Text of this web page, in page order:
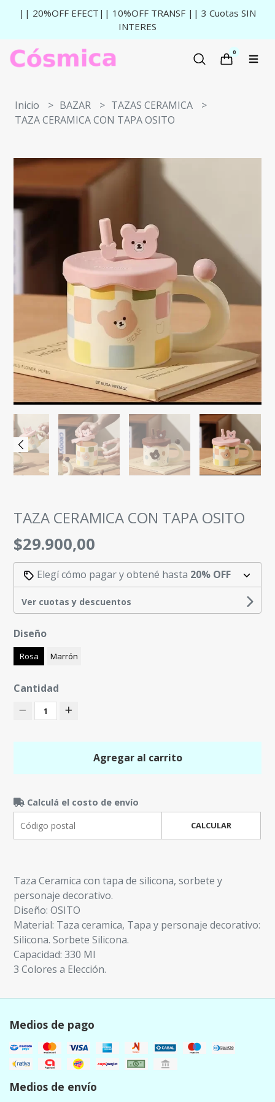
|| 20%OFF EFECT|| 10%OFF TRANSF || 3 Cuotas SIN
INTERES
0
Inicio BAZAR
TAZAS CERAMICA
TAZA CERAMICA CON TAPA OSITO
TAZA CERAMICA CON TAPA OSITO
$29.900,00
Elegí cómo pagar y obtené hasta 20% OFF
Ver cuotas y descuentos
Diseño
Rosa Marrón
Cantidad
1
Agregar al carrito
Calculá el costo de envío
CALCULAR
Taza Ceramica con tapa de silicona, sorbete y
personaje decorativo.
Diseño: OSITO
Material: Taza ceramica, Tapa y personaje decorativo:
Silicona. Sorbete Silicona.
Capacidad: 330 Ml
3 Colores a Elección.
Medios de pago
Medios de envío